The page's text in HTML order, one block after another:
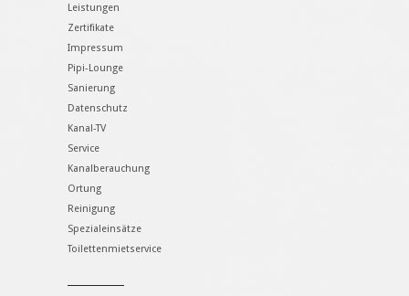
Leistungen
Zertifikate
Impressum
Pipi-Lounge
Sanierung
Datenschutz
Kanal-TV
Service
Kanalberauchung
Ortung
Reinigung
Spezialeinsätze
Toilettenmietservice